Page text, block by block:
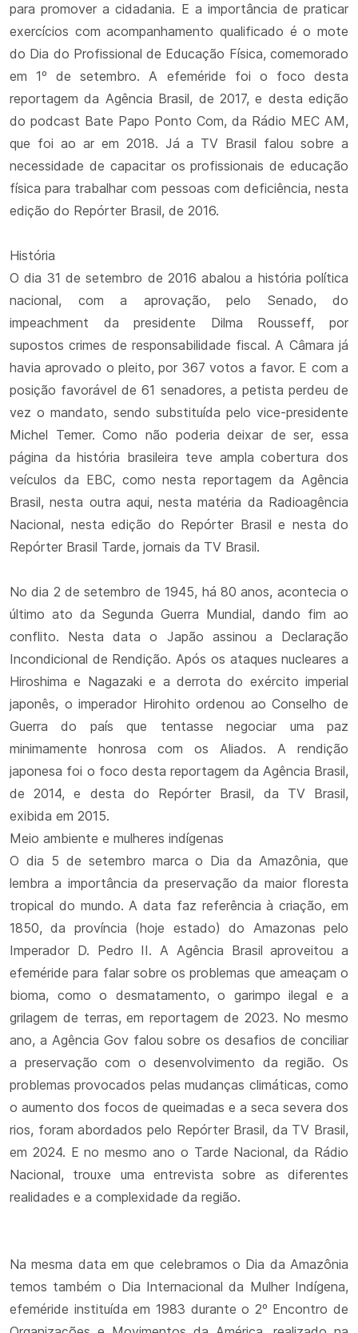
para promover a cidadania. E a importância de praticar
exercícios com acompanhamento qualificado é o mote
do Dia do Profissional de Educação Física, comemorado
em 1º de setembro. A efeméride foi o foco desta
reportagem da Agência Brasil, de 2017, e desta edição
do podcast Bate Papo Ponto Com, da Rádio MEC AM,
que foi ao ar em 2018. Já a TV Brasil falou sobre a
necessidade de capacitar os profissionais de educação
física para trabalhar com pessoas com deficiência, nesta
edição do Repórter Brasil, de 2016.
História
O dia 31 de setembro de 2016 abalou a história política
nacional, com a aprovação, pelo Senado, do
impeachment da presidente Dilma Rousseff, por
supostos crimes de responsabilidade fiscal. A Câmara já
havia aprovado o pleito, por 367 votos a favor. E com a
posição favorável de 61 senadores, a petista perdeu de
vez o mandato, sendo substituída pelo vice-presidente
Michel Temer. Como não poderia deixar de ser, essa
página da história brasileira teve ampla cobertura dos
veículos da EBC, como nesta reportagem da Agência
Brasil, nesta outra aqui, nesta matéria da Radioagência
Nacional, nesta edição do Repórter Brasil e nesta do
Repórter Brasil Tarde, jornais da TV Brasil.
No dia 2 de setembro de 1945, há 80 anos, acontecia o
último ato da Segunda Guerra Mundial, dando fim ao
conflito. Nesta data o Japão assinou a Declaração
Incondicional de Rendição. Após os ataques nucleares a
Hiroshima e Nagazaki e a derrota do exército imperial
japonês, o imperador Hirohito ordenou ao Conselho de
Guerra do país que tentasse negociar uma paz
minimamente honrosa com os Aliados. A rendição
japonesa foi o foco desta reportagem da Agência Brasil,
de 2014, e desta do Repórter Brasil, da TV Brasil,
exibida em 2015.
Meio ambiente e mulheres indígenas
O dia 5 de setembro marca o Dia da Amazônia, que
lembra a importância da preservação da maior floresta
tropical do mundo. A data faz referência à criação, em
1850, da província (hoje estado) do Amazonas pelo
Imperador D. Pedro II. A Agência Brasil aproveitou a
efeméride para falar sobre os problemas que ameaçam o
bioma, como o desmatamento, o garimpo ilegal e a
grilagem de terras, em reportagem de 2023. No mesmo
ano, a Agência Gov falou sobre os desafios de conciliar
a preservação com o desenvolvimento da região. Os
problemas provocados pelas mudanças climáticas, como
o aumento dos focos de queimadas e a seca severa dos
rios, foram abordados pelo Repórter Brasil, da TV Brasil,
em 2024. E no mesmo ano o Tarde Nacional, da Rádio
Nacional, trouxe uma entrevista sobre as diferentes
realidades e a complexidade da região.
Na mesma data em que celebramos o Dia da Amazônia
temos também o Dia Internacional da Mulher Indígena,
efeméride instituída em 1983 durante o 2º Encontro de